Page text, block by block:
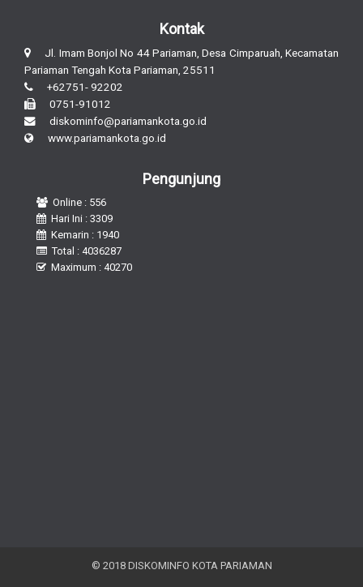
Kontak
Jl. Imam Bonjol No 44 Pariaman, Desa Cimparuah, Kecamatan
Pariaman Tengah Kota Pariaman, 25511
+62751- 92202
0751-91012
diskominfo@pariamankota.go.id
www.pariamankota.go.id
Pengunjung
Online : 556
Hari Ini : 3309
Kemarin : 1940
Total : 4036287
Maximum : 40270
© 2018 DISKOMINFO KOTA PARIAMAN